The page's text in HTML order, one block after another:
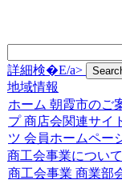
詳細検�E/a>
地域情報
ホーム 朝霞市のご
プ 商店会関連サイ
ツ 会員ホームペー
商工会事業について
商工会事業 商業部